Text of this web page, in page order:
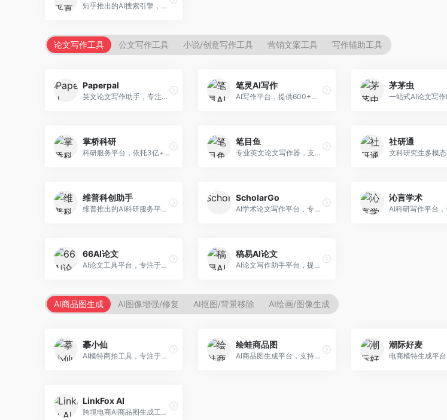
知乎推出的AI搜索引擎，专注于知识问答场景。面向知识获取者，提供知乎内容搜索、智能问答、知识整理等服务，专业知识丰富。
论文写作工具 公文写作工具 小说/创意写作工具 营销文案工具 写作辅助工具
Paperpal
英文论文写作助手，专注于学术英语润色。面向需要发表国际期刊的研究者，提供语法检查、学术表达优化、格式规范等服务，英语表达地道专业。
笔灵AI写作
AI写作平台，提供600+写作模板。面向学生、职场人士和内容创作者，支持论文、公文、营销文案等多种文体，模板丰富，一键生成，写作效率大幅提升。
茅茅虫
掌桥科研
科研服务平台，依托3亿+真实文献数据库。面向学术研究者和学生，提供文献检索、论文写作、科研数据分析等服务，文献资源丰富，学术支持专业。
笔目鱼
专业英文论文写作器，支持学术论文全流程。面向留学生和国际期刊投稿者，提供英文论文撰写、润色、格式调整等服务，学术英语表达规范。
社研通
维普科创助手
维普推出的AI科研服务平台，整合学术资源与智能写作。面向科研人员和高校师生，提供文献检索、论文写作、查重检测等一站式服务，学术资源权威可靠。
ScholarGo
AI学术论文写作平台，专注于理工科领域的逻辑构建。面向理工科研究生和科研工作者，提供公式编辑、数据分析、论文结构优化等服务，理工科写作逻辑严谨。
沁言学术
66AI论文
AI论文工具平台，专注于高质量低查重论文生成。面向大学生和研究生，提供论文写作、降重修改等服务，生成内容原创度高，查重率低。
稿易AI论文
AI论文写作助手平台，提供智能化学术写作支持。面向高校学生，支持多种论文类型生成，提供参考文献管理和格式规范服务，操作流程简单。
AI商品图生成 AI图像增强/修复 AI抠图/背景移除 AI绘画/图像生成
摹小仙
AI模特商拍工具，专注于服装电商。面向服装电商卖家，提供虚拟模特试穿、商品展示图生成等服务，模特形象多样，拍摄成本低。
绘蛙商品图
AI商品图生成平台，支持模特换装和场景生成。面向电商卖家，提供商品上身效果展示、场景化商品图生成等服务，电商营销效果显著。
潮际好麦
LinkFox AI
跨境电商AI商品图生成工具。面向跨境电商卖家，支持多语言商品图生成、模特替换、场景优化等服务，适配海外电商平台需求。